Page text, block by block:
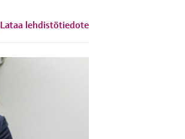
Lataa lehdistötiedote